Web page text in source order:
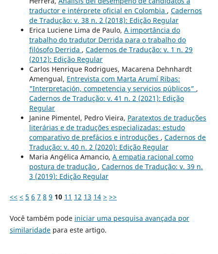
traductor e intérprete oficial en Colombia , Cadernos
de Tradução: v. 38 n. 2 (2018): Edição Regular
Erica Luciene Lima de Paulo, A importância do
trabalho do tradutor Derrida para o trabalho do
filósofo Derrida , Cadernos de Tradução: v. 1 n. 29
(2012): Edição Regular
Carlos Henrique Rodrigues, Macarena Dehnhardt
Amengual, Entrevista com Marta Arumí Ribas:
"Interpretación, competencia y servicios públicos” ,
Cadernos de Tradução: v. 41 n. 2 (2021): Edição
Regular
Janine Pimentel, Pedro Vieira, Paratextos de traduções
literárias e de traduções especializadas: estudo
comparativo de prefácios e introduções , Cadernos de
Tradução: v. 40 n. 2 (2020): Edição Regular
Maria Angélica Amancio, A empatia racional como
postura de tradução , Cadernos de Tradução: v. 39 n.
3 (2019): Edição Regular
<< < 5 6 7 8 9 10 11 12 13 14 > >>
Você também pode iniciar uma pesquisa avançada por
similaridadepara este artigo.